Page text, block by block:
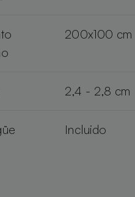
200x100 cm
2,4 - 2,8 cm
Incluido